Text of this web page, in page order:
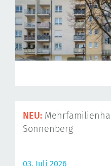
NEU:
Sonnenberg
03. Juli 2026